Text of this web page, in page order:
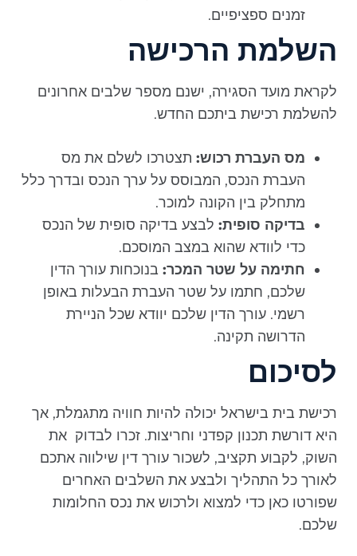
זמנים ספציפיים.
השלמת הרכישה
לקראת מועד הסגירה, ישנם מספר שלבים אחרונים
להשלמת רכישת ביתכם החדש.
מס העברת רכוש:תצטרכו לשלם את מס
העברת הנכס, המבוסס על ערך הנכס ובדרך כלל
מתחלק בין הקונה למוכר.
בדיקה סופית:לבצע בדיקה סופית של הנכס
כדי לוודא שהוא במצב המוסכם.
חתימה על שטר המכר:בנוכחות עורך הדין
שלכם, חתמו על שטר העברת הבעלות באופן
רשמי. עורך הדין שלכם יוודא שכל הניירת
הדרושה תקינה.
לסיכום
רכישת בית בישראל יכולה להיות חוויה מתגמלת, אך
היא דורשת תכנון קפדני וחריצות. זכרו לבדוק את
השוק, לקבוע תקציב, לשכור עורך דין שילווה אתכם
לאורך כל התהליך ולבצע את השלבים האחרים
שפורטו כאן כדי למצוא ולרכוש את נכס החלומות
שלכם.